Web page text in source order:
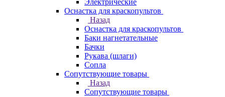
Электрические
Оснастка для краскопультов
Назад
Оснастка для краскопультов
Баки нагнетательные
Бачки
Рукава (шлаги)
Сопла
Сопутствующие товары
Назад
Сопутствующие товары